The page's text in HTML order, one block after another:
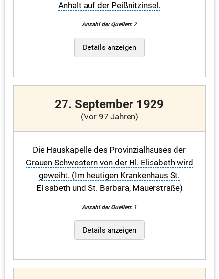
Anhalt auf der Peißnitzinsel.
Anzahl der Quellen:2
Details anzeigen
27. September 1929
(Vor 97 Jahren)
Die Hauskapelle des Provinzialhauses der
Grauen Schwestern von der Hl. Elisabeth wird
geweiht. (Im heutigen Krankenhaus St.
Elisabeth und St. Barbara, Mauerstraße)
Anzahl der Quellen:1
Details anzeigen